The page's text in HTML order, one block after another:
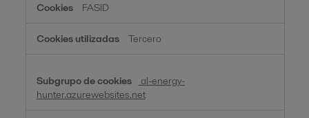
FASID
Tercero
al-energy-
hunter.azurewebsites.net